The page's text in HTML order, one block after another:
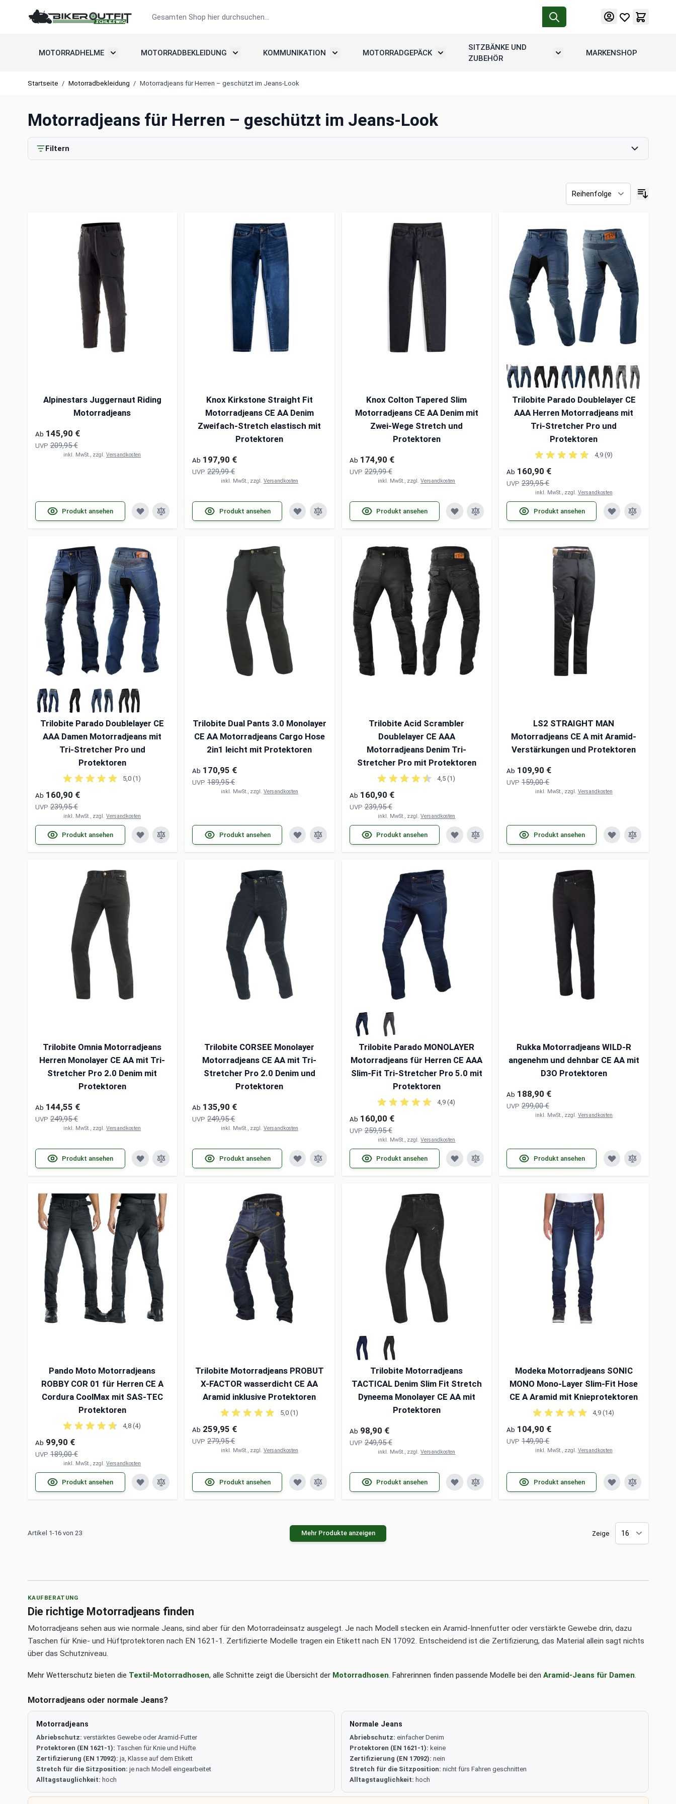
MOTORRADHELME
Untermenü umschalten: Motorradhelme
MOTORRADBEKLEIDUNG
Untermenü umschalten: Motorradbekleidung
KOMMUNIKATION
Untermenü umschalten: Kommunikation
MOTORRADGEPÄCK
Untermenü umschalten: Motorradgepäck
SITZBÄNKE UND
ZUBEHÖR
Untermenü umschalten: Sitzbänke
MARKENSHOP
Startseite / Motorradbekleidung / Motorradjeans für Herren – geschützt im Jeans-Look
Motorradjeans für Herren – geschützt im Jeans-Look
Filtern
Alpinestars Juggernaut Riding
Motorradjeans
Ab 145,90 €
UVP 209,95 €
inkl. MwSt., zzgl.Versandkosten
Produkt ansehen
Knox Kirkstone Straight Fit
Motorradjeans CE AA Denim
Zweifach-Stretch elastisch mit
Protektoren
Ab 197,90 €
UVP 229,99 €
inkl. MwSt., zzgl. Versandkosten
Produkt ansehen
Knox Colton Tapered Slim
Motorradjeans CE AA Denim mit
Zwei-Wege Stretch und
Protektoren
Ab 174,90 €
UVP 229,99 €
inkl. MwSt., zzgl.Versandkosten
Produkt ansehen
Trilobite Parado Doublelayer CE
AAA Herren Motorradjeans mit
Tri-Stretcher Pro und
Protektoren
4,9 (9)
Ab 160,90 €
UVP 239,95 €
inkl. MwSt., zzgl. Versandkosten
Produkt ansehen
Trilobite Parado Doublelayer CE
AAA Damen Motorradjeans mit
Tri-Stretcher Pro und
Protektoren
5,0 (1)
Ab 160,90 €
UVP 239,95 €
inkl. MwSt., zzgl.Versandkosten
Produkt ansehen
Trilobite Dual Pants 3.0 Monolayer
CE AA Motorradjeans Cargo Hose
2in1 leicht mit Protektoren
Ab 170,95 €
UVP 189,95 €
inkl. MwSt., zzgl. Versandkosten
Produkt ansehen
Trilobite Acid Scrambler
Doublelayer CE AAA
Motorradjeans Denim Tri-
Stretcher Pro mit Protektoren
4,5 (1)
Ab 160,90 €
UVP 239,95 €
inkl. MwSt., zzgl.Versandkosten
Produkt ansehen
LS2 STRAIGHT MAN
Motorradjeans CE A mit Aramid-
Verstärkungen und Protektoren
Ab 109,90 €
UVP 159,00 €
inkl. MwSt., zzgl. Versandkosten
Produkt ansehen
Trilobite Omnia Motorradjeans
Herren Monolayer CE AA mit Tri-
Stretcher Pro 2.0 Denim mit
Protektoren
Ab 144,55 €
UVP 249,95 €
inkl. MwSt., zzgl.Versandkosten
Produkt ansehen
Trilobite CORSEE Monolayer
Motorradjeans CE AA mit Tri-
Stretcher Pro 2.0 Denim und
Protektoren
Ab 135,90 €
UVP 249,95 €
inkl. MwSt., zzgl. Versandkosten
Produkt ansehen
Trilobite Parado MONOLAYER
Motorradjeans für Herren CE AAA
Slim-Fit Tri-Stretcher Pro 5.0 mit
Protektoren
4,9 (4)
Ab 160,00 €
UVP 259,95 €
inkl. MwSt., zzgl.Versandkosten
Produkt ansehen
Rukka Motorradjeans WILD-R
angenehm und dehnbar CE AA mit
D3O Protektoren
Ab 188,90 €
UVP 299,00 €
inkl. MwSt., zzgl. Versandkosten
Produkt ansehen
Pando Moto Motorradjeans
ROBBY COR 01 für Herren CE A
Cordura CoolMax mit SAS-TEC
Protektoren
4,8 (4)
Ab 99,90 €
UVP 189,00 €
inkl. MwSt., zzgl.Versandkosten
Produkt ansehen
Trilobite Motorradjeans PROBUT
X-FACTOR wasserdicht CE AA
Aramid inklusive Protektoren
5,0 (1)
Ab 259,95 €
UVP 279,95 €
inkl. MwSt., zzgl. Versandkosten
Produkt ansehen
Trilobite Motorradjeans
TACTICAL Denim Slim Fit Stretch
Dyneema Monolayer CE AA mit
Protektoren
Ab 98,90 €
UVP 249,95 €
inkl. MwSt., zzgl.Versandkosten
Produkt ansehen
Modeka Motorradjeans SONIC
MONO Mono-Layer Slim-Fit Hose
CE A Aramid mit Knieprotektoren
4,9 (14)
Ab 104,90 €
UVP 149,90 €
inkl. MwSt., zzgl. Versandkosten
Produkt ansehen
Artikel 1-16 von 23 Mehr Produkte anzeigen Zeige
KAUFBERATUNG
Die richtige Motorradjeans finden
Motorradjeans sehen aus wie normale Jeans, sind aber für den Motorradeinsatz ausgelegt. Je nach Modell stecken ein Aramid-Innenfutter oder verstärkte Gewebe drin, dazu
Taschen für Knie- und Hüftprotektoren nach EN 1621-1. Zertifizierte Modelle tragen ein Etikett nach EN 17092. Entscheidend ist die Zertifizierung, das Material allein sagt nichts
über das Schutzniveau.
Mehr Wetterschutz bieten die Textil-Motorradhosen, alle Schnitte zeigt die Übersicht der Motorradhosen. Fahrerinnen finden passende Modelle bei den Aramid-Jeans für Damen.
Motorradjeans oder normale Jeans?
Motorradjeans
Abriebschutz: verstärktes Gewebe oder Aramid-Futter
Protektoren (EN 1621-1): Taschen für Knie und Hüfte
Zertifizierung (EN 17092): ja, Klasse auf dem Etikett
Stretch für die Sitzposition: je nach Modell eingearbeitet
Alltagstauglichkeit: hoch
Normale Jeans
Abriebschutz: einfacher Denim
Protektoren (EN 1621-1): keine
Zertifizierung (EN 17092): nein
Stretch für die Sitzposition: nicht fürs Fahren geschnitten
Alltagstauglichkeit: hoch